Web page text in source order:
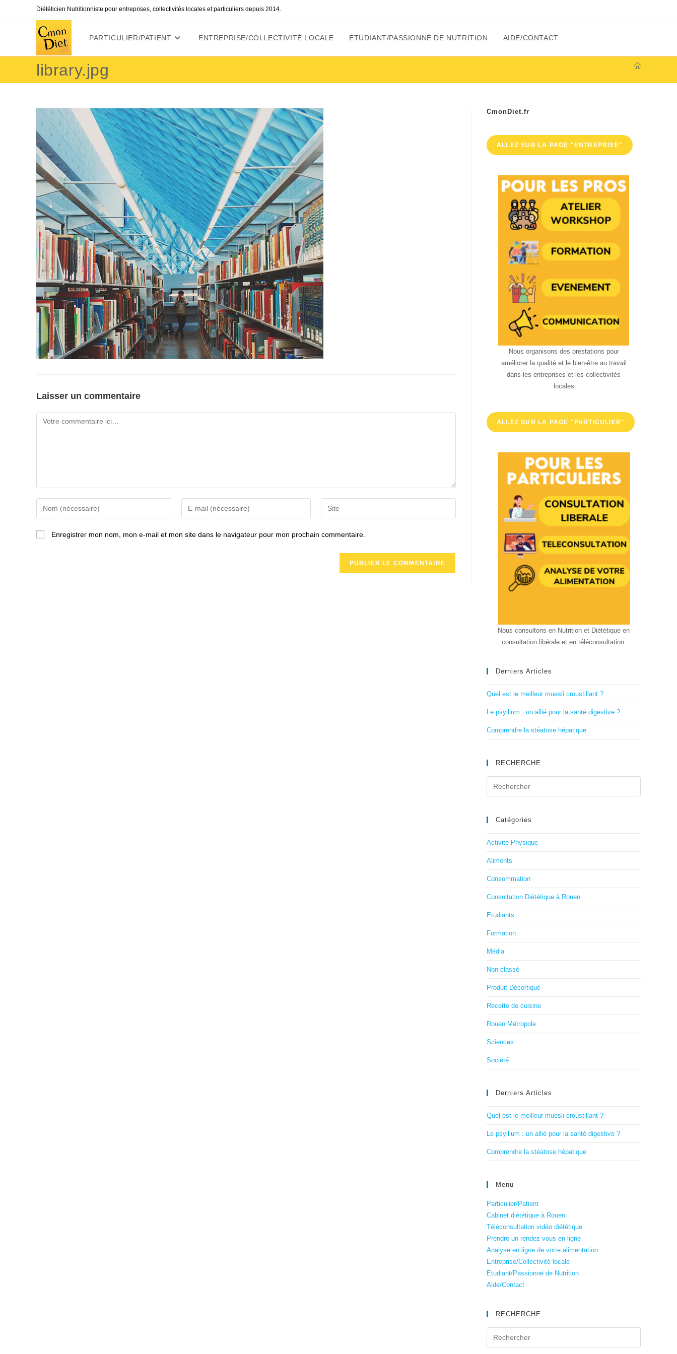
Diététicien Nutritionniste pour entreprises, collectivités locales et particuliers depuis 2014.
PARTICULIER/PATIENT ENTREPRISE/COLLECTIVITÉ LOCALE ETUDIANT/PASSIONNÉ DE NUTRITION AIDE/CONTACT
library.jpg
Laisser un commentaire
Comment
your
name
your
l’URL
(facultatif)
Enregistrer mon nom, mon e-mail et mon site dans le navigateur pour mon prochain commentaire.
CmonDiet.fr
ALLEZ SUR LA PAGE "ENTREPRISE"
Nous organisons des prestations pour
améliorer la qualité et le bien-être au travail
dans les entreprises et les collectivités
locales
ALLEZ SUR LA PAGE "PARTICULIER"
Nous consultons en Nutrition et Diététique en
consultation libérale et en téléconsultation.
Derniers Articles
Quel est le meilleur muesli croustillant ?
Le psyllium : un allié pour la santé digestive ?
Comprendre la stéatose hépatique
RECHERCHE
Catégories
Activité Physique
Aliments
Consommation
Consultation Diététique à Rouen
Etudiants
Formation
Média
Non classé
Produit Décortiqué
Recette de cuisine
Rouen Métropole
Sciences
Société
Derniers Articles
Quel est le meilleur muesli croustillant ?
Le psyllium : un allié pour la santé digestive ?
Comprendre la stéatose hépatique
Menu
Particulier/Patient
Cabinet diététique à Rouen
Téléconsultation vidéo diététique
Prendre un rendez vous en ligne
Analyse en ligne de votre alimentation
Entreprise/Collectivité locale
Etudiant/Passionné de Nutrition
Aide/Contact
RECHERCHE